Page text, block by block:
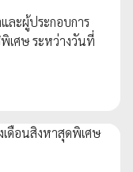
ละผู้ประกอบการ
เศษ ระหว่างวันที่